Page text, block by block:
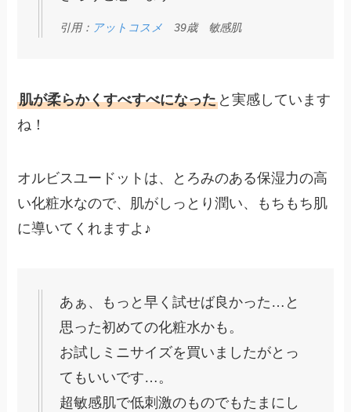
引用： アットコスメ 39歳 敏感肌
肌が柔らかくすべすべになった と実感しています
ね！
オルビスユードットは、とろみのある保湿力の高
い化粧水なので、肌がしっとり潤い、もちもち肌
に導いてくれますよ♪
あぁ、もっと早く試せば良かった…と
思った初めての化粧水かも。
お試しミニサイズを買いましたがとっ
てもいいです…。
超敏感肌で低刺激のものでもたまにし